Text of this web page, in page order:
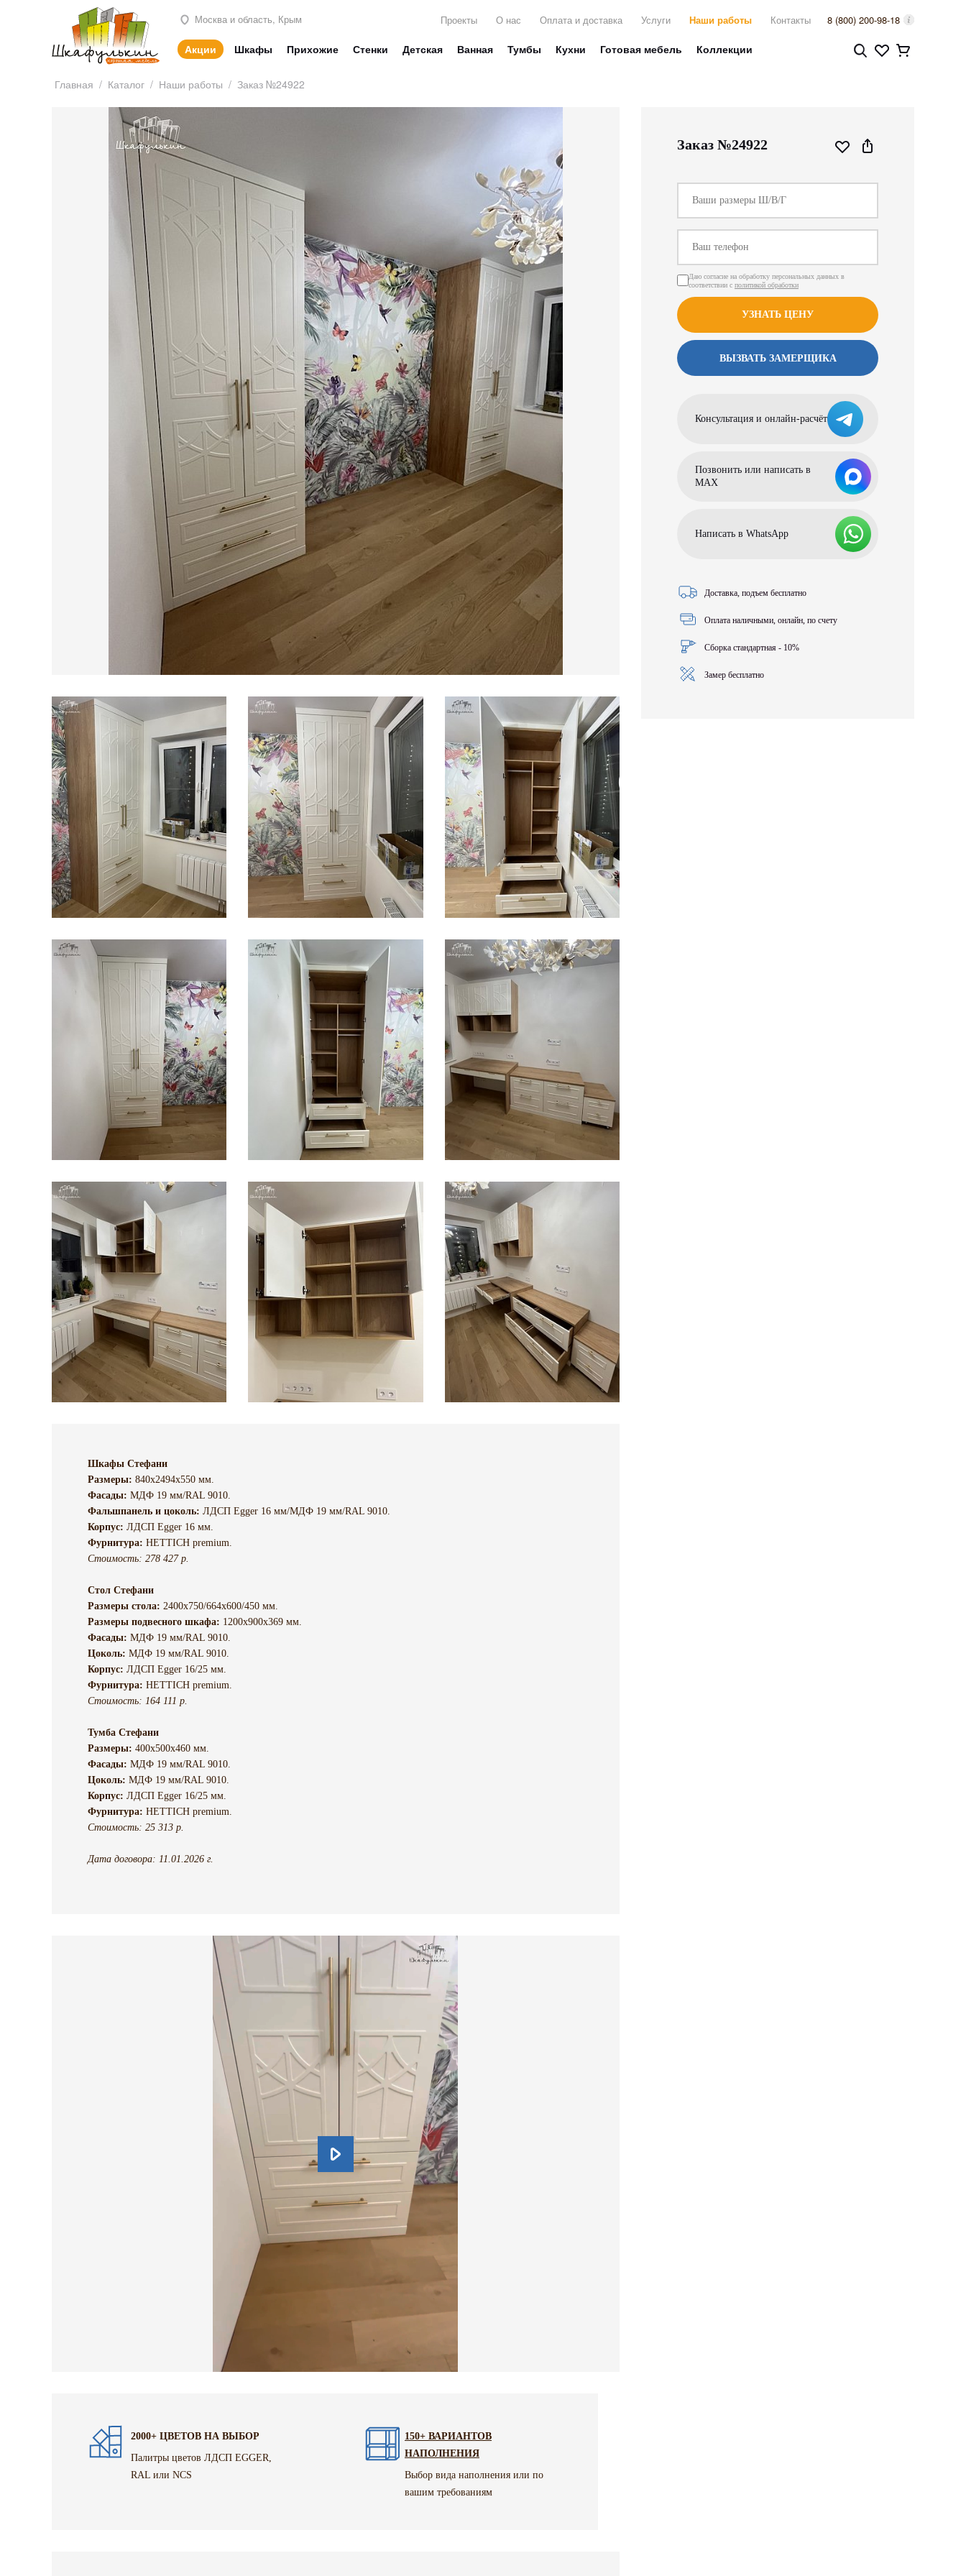
Москва и область, Крым Проекты О нас Оплата и доставка Услуги Наши работы Контакты 8 (800) 200-98-18
Акции Шкафы Прихожие Стенки Детская Ванная Тумбы Кухни Готовая мебель Коллекции
Главная / Каталог / Наши работы / Заказ №24922
Шкафы Стефани
Размеры: 840х2494х550 мм.
Фасады: МДФ 19 мм/RAL 9010.
Фальшпанель и цоколь: ЛДСП Egger 16 мм/МДФ 19 мм/RAL 9010.
Корпус: ЛДСП Egger 16 мм.
Фурнитура: HETTICH premium.
Стоимость: 278 427 р.
Стол Стефани
Размеры стола: 2400х750/664х600/450 мм.
Размеры подвесного шкафа: 1200х900х369 мм.
Фасады: МДФ 19 мм/RAL 9010.
Цоколь: МДФ 19 мм/RAL 9010.
Корпус: ЛДСП Egger 16/25 мм.
Фурнитура: HETTICH premium.
Стоимость: 164 111 р.
Тумба Стефани
Размеры: 400х500х460 мм.
Фасады: МДФ 19 мм/RAL 9010.
Цоколь: МДФ 19 мм/RAL 9010.
Корпус: ЛДСП Egger 16/25 мм.
Фурнитура: HETTICH premium.
Стоимость: 25 313 р.
Дата договора: 11.01.2026 г.
2000+ ЦВЕТОВ НА ВЫБОР
Палитры цветов ЛДСП EGGER,
RAL или NCS
150+ ВАРИАНТОВ
НАПОЛНЕНИЯ
Выбор вида наполнения или по
вашим требованиям
Заказ №24922
Даю согласие на обработку персональных данных в
соответствии с политикой обработки
УЗНАТЬ ЦЕНУ
ВЫЗВАТЬ ЗАМЕРЩИКА
Консультация и онлайн-расчёт
Позвонить или написать в
МАХ
Написать в WhatsApp
Доставка, подъем бесплатно
Оплата наличными, онлайн, по счету
Сборка стандартная - 10%
Замер бесплатно